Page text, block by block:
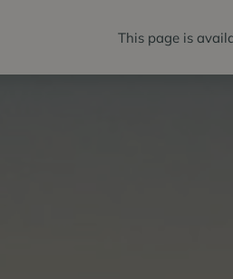
This page is